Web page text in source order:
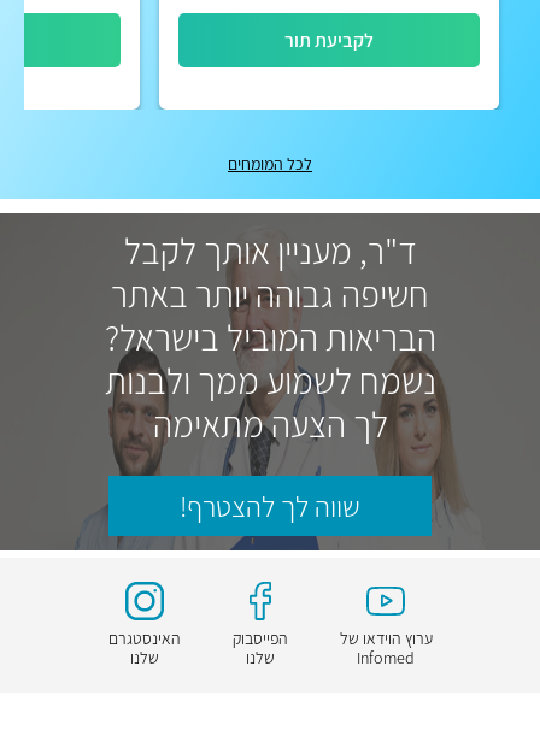
לקביעת תור
לכל המומחים
ד"ר, מעניין אותך לקבל
חשיפה גבוהה יותר באתר
הבריאות המוביל בישראל?
נשמח לשמוע ממך ולבנות
לך הצעה מתאימה
שווה לך להצטרף!
ערוץ הוידאו של
Infomed
הפייסבוק
שלנו
האינסטגרם
שלנו